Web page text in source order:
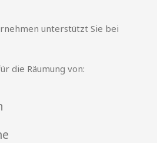
unterstützt Sie bei
die Räumung von: